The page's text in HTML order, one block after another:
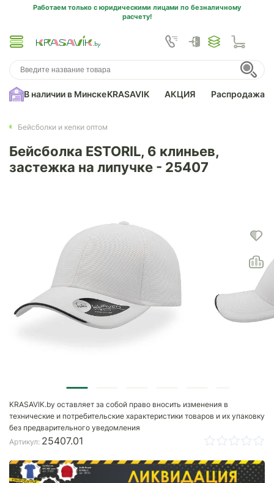
Работаем только с юридическими лицами по безналичному
расчету!
В наличии в МинскеKRASAVIK АКЦИЯ Распродажа
Бейсболки и кепки оптом
Бейсболка ESTORIL, 6 клиньев,
застежка на липучке - 25407
KRASAVIK.by оставляет за собой право вносить изменения в
технические и потребительские характеристики товаров и их упаковку
без предварительного уведомления
Артикул: 25407.01